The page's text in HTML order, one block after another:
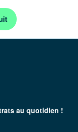
au quotidien !